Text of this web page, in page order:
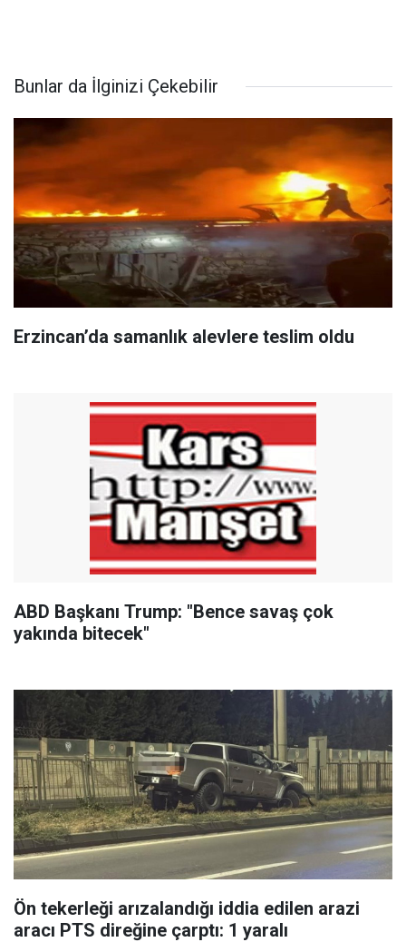
Bunlar da İlginizi Çekebilir
Erzincan’da samanlık alevlere teslim oldu
ABD Başkanı Trump: "Bence savaş çok
yakında bitecek"
Ön tekerleği arızalandığı iddia edilen arazi
aracı PTS direğine çarptı: 1 yaralı